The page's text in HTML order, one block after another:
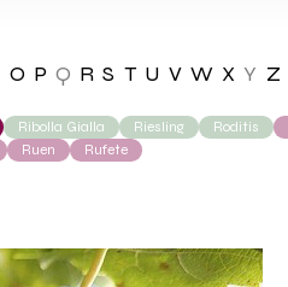
O P Q R S T U V W X Y Z
Ribolla Gialla Riesling Roditis
Ruen Rufete